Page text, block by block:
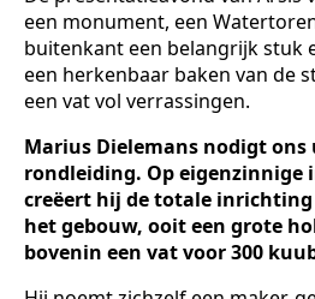
een monument, een
buitenkant een belangrijk stuk
een herkenbaar baken van de
een vat vol verrassingen.
Marius Dielemans nodigt ons
rondleiding. Op eigenzinnige
creëert hij de totale
het gebouw, ooit een grote
bovenin een vat voor 300